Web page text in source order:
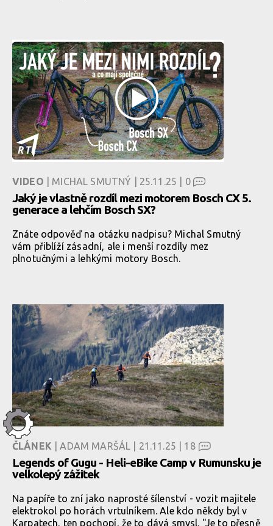
VIDEO | MICHAL SMUTNÝ | 25.11.25 | 0
Jaký je vlastně rozdíl mezi motorem Bosch CX 5.
generace a lehčím Bosch SX?
Znáte odpověď na otázku nadpisu? Michal Smutný
vám přiblíží zásadní, ale i menší rozdíly mez
plnotučnými a lehkými motory Bosch.
ČLÁNEK | ADAM MARŠÁL | 21.11.25 | 18
Legends of Gugu - Heli-eBike Camp v Rumunsku je
velkolepý zážitek
Na papíře to zní jako naprosté šílenství - vozit majitele
elektrokol po horách vrtulníkem. Ale kdo někdy byl v
Karpatech, ten pochopí, že to dává smysl. "Je to přesně